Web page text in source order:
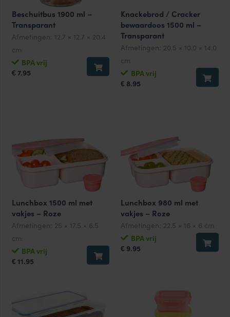
Beschuitbus 1900 ml –
Transparant
Afmetingen:
12.7 × 12.7 × 20.4
cm
BPA vrij
€ 7.95
Knackebrod / Cracker
bewaardoos 1500 ml –
Transparant
Afmetingen: 20.5 × 10.0 × 14.0
cm
BPA vrij
€ 8.95
Lunchbox 1500 ml met
vakjes – Roze
Afmetingen: 25 × 17.5 × 6.5
cm
BPA vrij
€ 11.95
Lunchbox 980 ml met
vakjes – Roze
Afmetingen: 22.5 × 16 × 6 cm
BPA vrij
€ 9.95